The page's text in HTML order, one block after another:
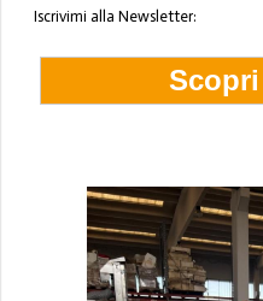
Iscrivimi alla Newsletter: